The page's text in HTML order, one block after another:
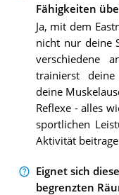
Fähigkeiten
Ja, mit dem
nicht nur deine
verschiedene
trainierst deine
deine
Reflexe - alles
sportlichen
Aktivität
Eignet sich
begrenzten